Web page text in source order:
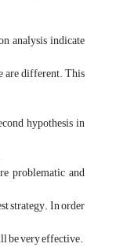
analysis indicate
are different. This
hypothesis in
problematic and
strategy. In order
be very effective.